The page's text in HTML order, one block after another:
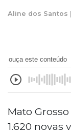
Aline dos Santos |
ouça este conteúdo
Mato
1.620 novas